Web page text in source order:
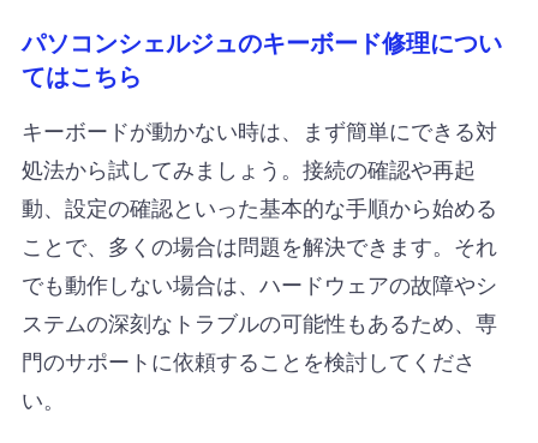
パソコンシェルジュのキーボード修理につい
てはこちら
キーボードが動かない時は、まず簡単にできる対
処法から試してみましょう。接続の確認や再起
動、設定の確認といった基本的な手順から始める
ことで、多くの場合は問題を解決できます。それ
でも動作しない場合は、ハードウェアの故障やシ
ステムの深刻なトラブルの可能性もあるため、専
門のサポートに依頼することを検討してくださ
い。